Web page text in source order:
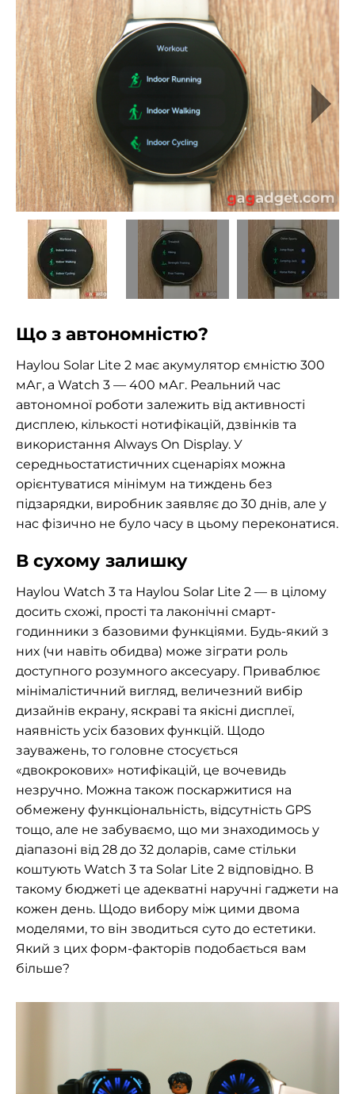
Що з автономністю?
Haylou Solar Lite 2 має акумулятор ємністю 300
мАг, а Watch 3 — 400 мАг. Реальний час
автономної роботи залежить від активності
дисплею, кількості нотифікацій, дзвінків та
використання Always On Display. У
середньостатистичних сценаріях можна
орієнтуватися мінімум на тиждень без
підзарядки, виробник заявляє до 30 днів, але у
нас фізично не було часу в цьому переконатися.
В сухому залишку
Haylou Watch 3 та Haylou Solar Lite 2 — в цілому
досить схожі, прості та лаконічні смарт-
годинники з базовими функціями. Будь-який з
них (чи навіть обидва) може зіграти роль
доступного розумного аксесуару. Приваблює
мінімалістичний вигляд, величезний вибір
дизайнів екрану, яскраві та якісні дисплеї,
наявність усіх базових функцій. Щодо
зауважень, то головне стосується
«двокрокових» нотифікацій, це вочевидь
незручно. Можна також поскаржитися на
обмежену функціональність, відсутність GPS
тощо, але не забуваємо, що ми знаходимось у
діапазоні від 28 до 32 доларів, саме стільки
коштують Watch 3 та Solar Lite 2 відповідно. В
такому бюджеті це адекватні наручні гаджети на
кожен день. Щодо вибору між цими двома
моделями, то він зводиться суто до естетики.
Який з цих форм-факторів подобається вам
більше?